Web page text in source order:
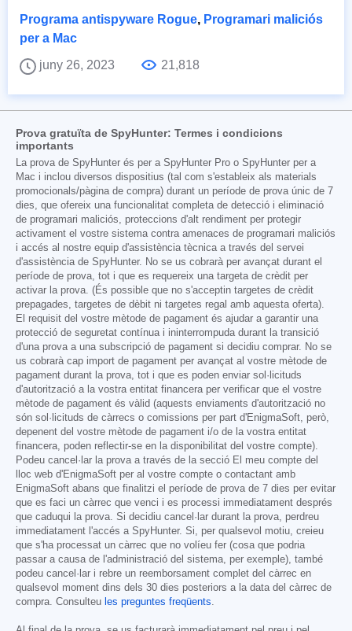
Programa antispyware Rogue, Programari maliciós
per a Mac
juny 26, 2023
21,818
Prova gratuïta de SpyHunter: Termes i condicions
importants
La prova de SpyHunter és per a SpyHunter Pro o SpyHunter per a
Mac i inclou diversos dispositius (tal com s'estableix als materials
promocionals/pàgina de compra) durant un període de prova únic de 7
dies, que ofereix una funcionalitat completa de detecció i eliminació
de programari maliciós, proteccions d'alt rendiment per protegir
activament el vostre sistema contra amenaces de programari maliciós
i accés al nostre equip d'assistència tècnica a través del servei
d'assistència de SpyHunter. No se us cobrarà per avançat durant el
període de prova, tot i que es requereix una targeta de crèdit per
activar la prova. (És possible que no s'acceptin targetes de crèdit
prepagades, targetes de dèbit ni targetes regal amb aquesta oferta).
El requisit del vostre mètode de pagament és ajudar a garantir una
protecció de seguretat contínua i ininterrompuda durant la transició
d'una prova a una subscripció de pagament si decidiu comprar. No se
us cobrarà cap import de pagament per avançat al vostre mètode de
pagament durant la prova, tot i que es poden enviar sol·licituds
d'autorització a la vostra entitat financera per verificar que el vostre
mètode de pagament és vàlid (aquests enviaments d'autorització no
són sol·licituds de càrrecs o comissions per part d'EnigmaSoft, però,
depenent del vostre mètode de pagament i/o de la vostra entitat
financera, poden reflectir-se en la disponibilitat del vostre compte).
Podeu cancel·lar la prova a través de la secció El meu compte del
lloc web d'EnigmaSoft per al vostre compte o contactant amb
EnigmaSoft abans que finalitzi el període de prova de 7 dies per evitar
que es faci un càrrec que venci i es processi immediatament després
que caduqui la prova. Si decidiu cancel·lar durant la prova, perdreu
immediatament l'accés a SpyHunter. Si, per qualsevol motiu, creieu
que s'ha processat un càrrec que no volíeu fer (cosa que podria
passar a causa de l'administració del sistema, per exemple), també
podeu cancel·lar i rebre un reemborsament complet del càrrec en
qualsevol moment dins dels 30 dies posteriors a la data del càrrec de
compra. Consulteu les preguntes freqüents.